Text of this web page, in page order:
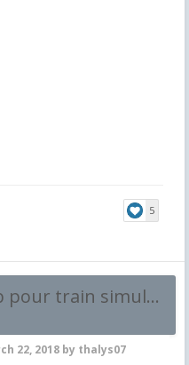
5
|Création| Am80 Sncb pour train simulator 2017
22, 2018 by thalys07